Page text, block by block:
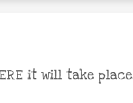
it will take place